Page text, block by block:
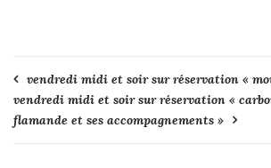
Navigation
de
l’article
vendredi midi et soir sur réservation «
vendredi midi et soir sur réservation «
flamande et ses accompagnements »